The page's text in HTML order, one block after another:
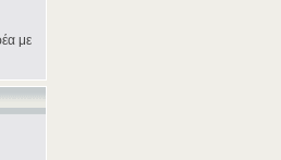
με